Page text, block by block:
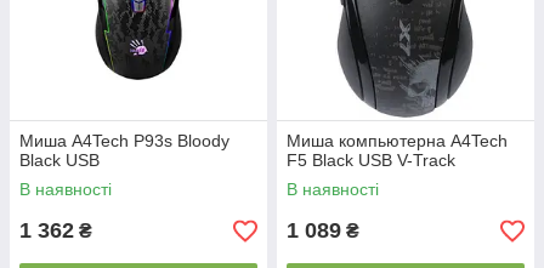
Миша A4Tech P93s Bloody
Black USB
В наявності
1 362 ₴
Миша компьютерна A4Tech
F5 Black USB V-Track
В наявності
1 089 ₴